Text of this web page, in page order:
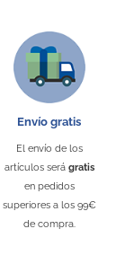
Envío gratis
El envío de los
artículos será gratis
en pedidos
superiores a los 99€
de compra.